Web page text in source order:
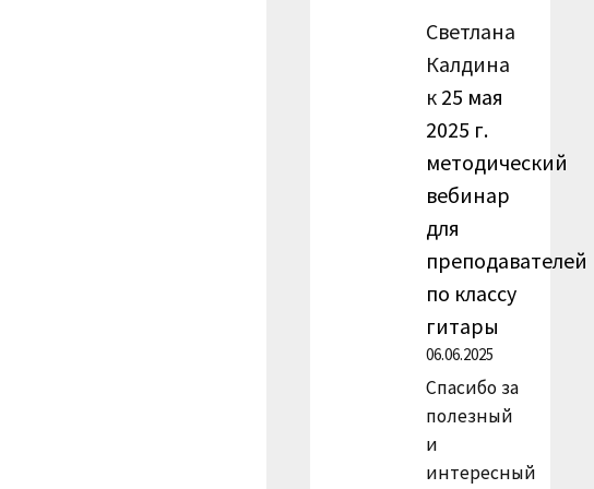
Светлана
Калдина
к 25 мая
2025 г.
методический
вебинар
для
преподавателей
по классу
гитары
06.06.2025
Спасибо за
полезный
и
интересный